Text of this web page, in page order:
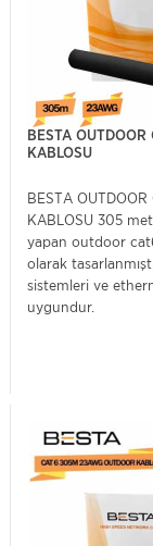
BESTA
KABLOSU
BESTA
KABLOSU 305
yapan outdoor
olarak
sistemleri ve
uygundur.